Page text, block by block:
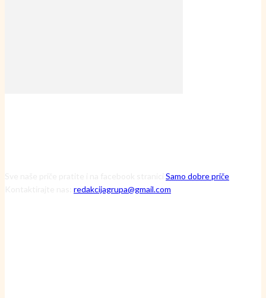
Samo dobre priče
redakcijagrupa@gmail.com